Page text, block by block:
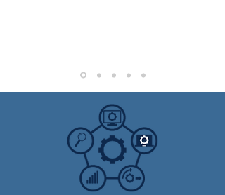
con nuestros clientes para el desarrollo de